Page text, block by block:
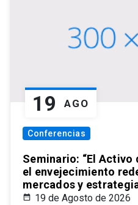
19 AGO
Conferencias
Seminario: “El Activo
el envejecimiento
mercados y
19 de Agosto de 2026